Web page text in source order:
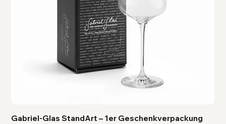
Gabriel-Glas StandArt – 1er Geschenkverpackung